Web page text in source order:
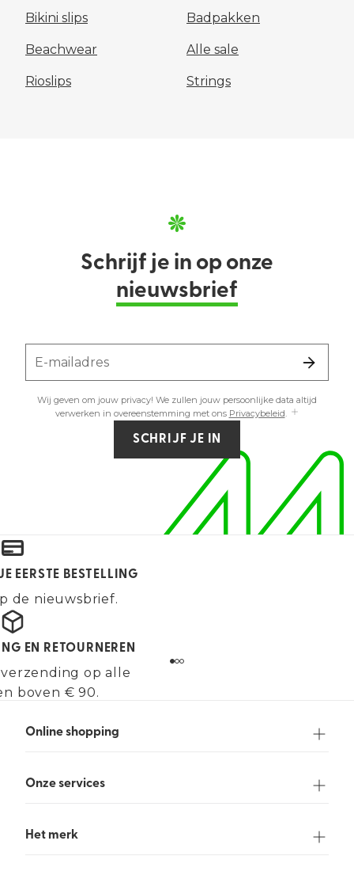
Bikini slips Badpakken
Beachwear Alle sale
Rioslips Strings
Schrijf je in op onze
nieuwsbrief
E-mailadres
Wij geven om jouw privacy! We zullen jouw persoonlijke data altijd
verwerken in overeenstemming met ons Privacybeleid.
SCHRIJF JE IN
EERSTE BESTELLING
de nieuwsbrief.
EN RETOURNEREN
op alle
boven € 90.
Online shopping
Onze services
Het merk